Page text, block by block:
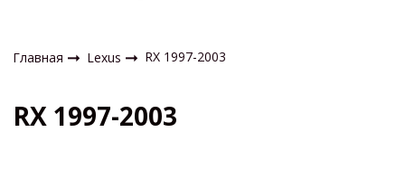
Главная Lexus RX 1997-2003
RX 1997-2003